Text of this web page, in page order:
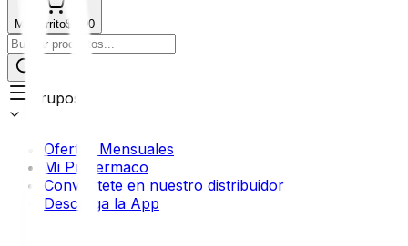
Mi Carrito$0.00
Grupos
Ofertas Mensuales
Mi Profermaco
Conviértete en nuestro distribuidor
Descarga la App